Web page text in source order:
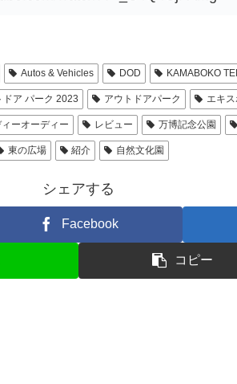
Autos & Vehicles DOD KAMABOKO
ドア パーク 2023 アウトドアパーク エキ
ーオーディー レビュー 万博記念公園
東の広場 紹介 自然文化園
シェアする
Facebook
コピー